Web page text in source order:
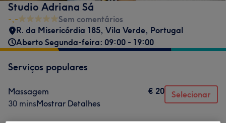
Studio Adriana Sá
-,-
Sem comentários
R. da Misericórdia 185, Vila Verde, Portugal
Aberto Segunda-feira: 09:00 - 19:00
Serviços populares
Massagem
30 minsMostrar Detalhes
€ 20 Selecionar